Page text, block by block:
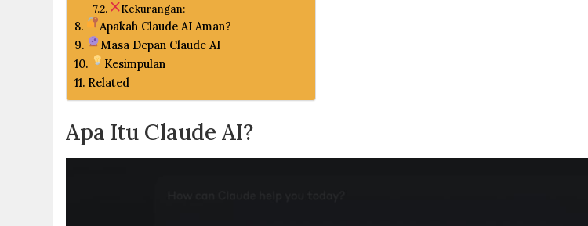
Kekurangan:
Apakah Claude AI Aman?
Masa Depan Claude AI
Kesimpulan
Related
Apa Itu Claude AI?